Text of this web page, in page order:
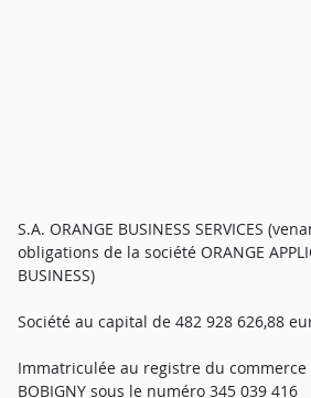
S.A. ORANGE BUSINESS SERVICES
obligations de la société ORANGE
BUSINESS)
Société au capital de 482 928 626,88
Immatriculée au registre du commerce
BOBIGNY sous le numéro 345 039 416